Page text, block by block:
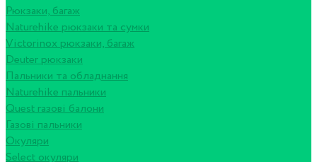
Рюкзаки, багаж
Naturehike рюкзаки та сумки
Victorinox рюкзаки, багаж
Deuter рюкзаки
Пальники та обладнання
Naturehike пальники
Quest газові балони
Газові пальники
Окуляри
Select окуляри